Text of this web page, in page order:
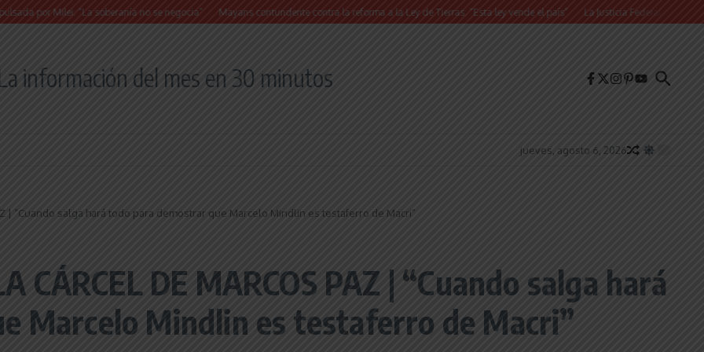
Milei: “La soberanía no se negocia” Mayans contundente contra la reforma a la Ley de Tierras: “Esta ley vende el país” La Justicia Federal detuvo a dos
información del mes en 30 minutos
jueves, agosto 6, 2026
| “Cuando salga hará todo para demostrar que Marcelo Mindlin es testaferro de Macri”
CÁRCEL DE MARCOS PAZ | “Cuando salga hará
Marcelo Mindlin es testaferro de Macri”